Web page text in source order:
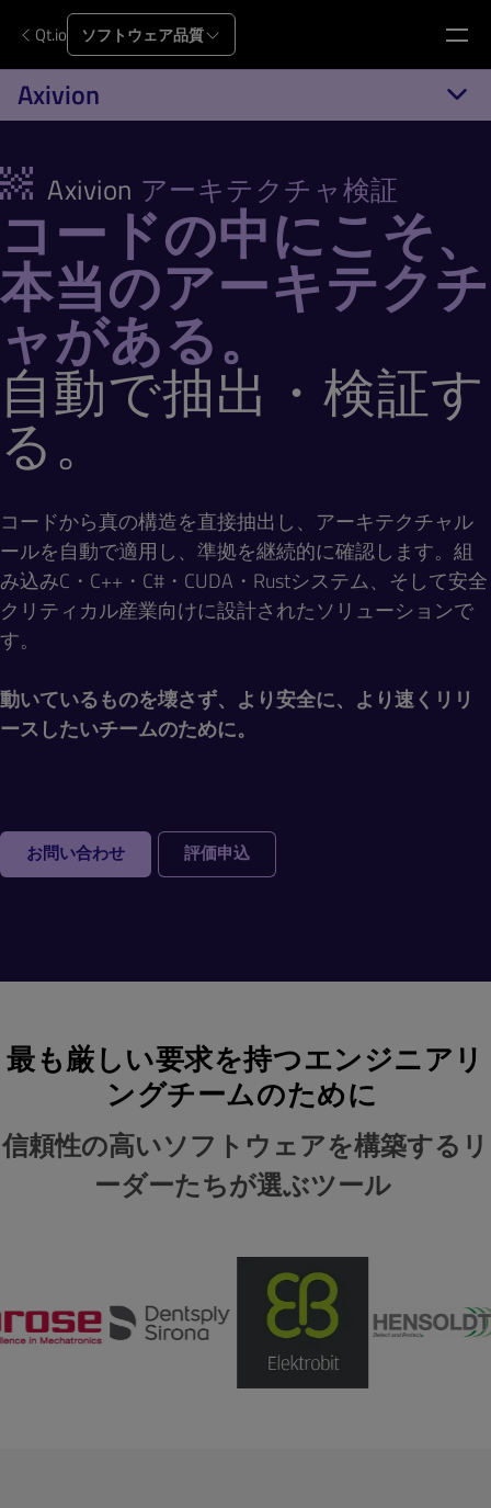
Qt.io ソフトウェア品質
Axivion アーキテクチャ検証
コードの中にこそ、
本当のアーキテクチ
ャがある。
自動で抽出・検証す
る。
コードから真の構造を直接抽出し、アーキテクチャル
ールを自動で適用し、準拠を継続的に確認します。組
み込みC・C++・C#・CUDA・Rustシステム、そして安全
クリティカル産業向けに設計されたソリューションで
す。
動いているものを壊さず、より安全に、より速くリリ
ースしたいチームのために。
お問い合わせ 評価申込
Axivion
最も厳しい要求を持つエンジニアリ
ングチームのために
信頼性の高いソフトウェアを構築するリ
ーダーたちが選ぶツール